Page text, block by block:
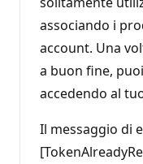
associando i
account. Una
a buon fine,
accedendo al
Il messaggio di